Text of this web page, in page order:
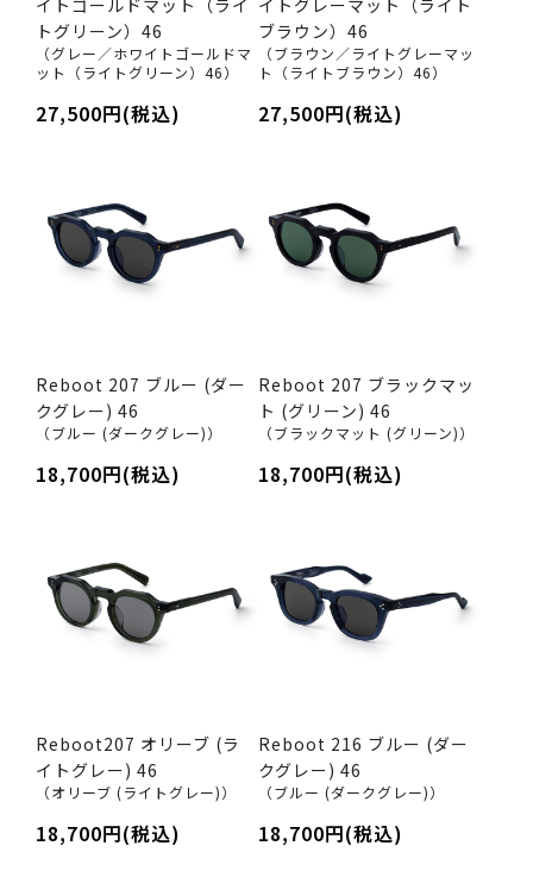
イトゴールドマット（ライ
トグリーン）46
（グレー／ホワイトゴールドマ
ット（ライトグリーン）46）
27,500円(税込)
イトグレーマット（ライト
ブラウン）46
（ブラウン／ライトグレーマッ
ト（ライトブラウン）46）
27,500円(税込)
Reboot 207 ブルー (ダー
クグレー) 46
（ブルー (ダークグレー)）
18,700円(税込)
Reboot 207 ブラックマッ
ト (グリーン) 46
（ブラックマット (グリーン)）
18,700円(税込)
Reboot207 オリーブ (ラ
イトグレー) 46
（オリーブ (ライトグレー)）
18,700円(税込)
Reboot 216 ブルー (ダー
クグレー) 46
（ブルー (ダークグレー)）
18,700円(税込)